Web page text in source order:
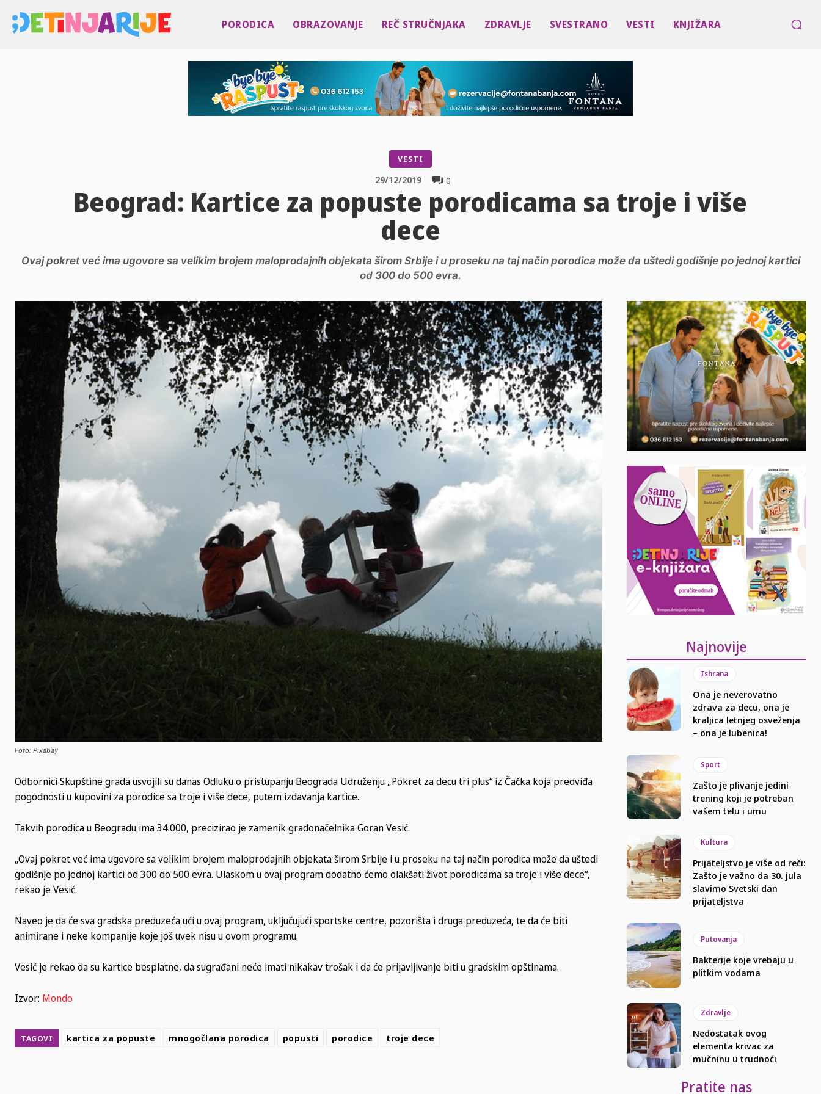
PORODICA OBRAZOVANJE REČ STRUČNJAKA ZDRAVLJE SVESTRANO VESTI KNJIŽARA
VESTI
0
29/12/2019
Beograd: Kartice za popuste porodicama sa troje i više
dece
Ovaj pokret već ima ugovore sa velikim brojem maloprodajnih objekata širom Srbije i u proseku na taj način porodica može da uštedi godišnje po jednoj kartici
od 300 do 500 evra.
Foto: Pixabay
Odbornici Skupštine grada usvojili su danas Odluku o pristupanju Beograda Udruženju „Pokret za decu tri plus“ iz Čačka koja predviđa
pogodnosti u kupovini za porodice sa troje i više dece, putem izdavanja kartice.
Takvih porodica u Beogradu ima 34.000, precizirao je zamenik gradonačelnika Goran Vesić.
„Ovaj pokret već ima ugovore sa velikim brojem maloprodajnih objekata širom Srbije i u proseku na taj način porodica može da uštedi
godišnje po jednoj kartici od 300 do 500 evra. Ulaskom u ovaj program dodatno ćemo olakšati život porodicama sa troje i više dece“,
rekao je Vesić.
Naveo je da će sva gradska preduzeća ući u ovaj program, uključujući sportske centre, pozorišta i druga preduzeća, te da će biti
animirane i neke kompanije koje još uvek nisu u ovom programu.
Vesić je rekao da su kartice besplatne, da sugrađani neće imati nikakav trošak i da će prijavljivanje biti u gradskim opštinama.
Izvor: Mondo
TAGOVI kartica za popuste mnogočlana porodica popusti porodice troje dece
Najnovije
Ishrana
Ona je neverovatno
zdrava za decu, ona je
kraljica letnjeg osveženja
– ona je lubenica!
Sport
Zašto je plivanje jedini
trening koji je potreban
vašem telu i umu
Kultura
Prijateljstvo je više od reči:
Zašto je važno da 30. jula
slavimo Svetski dan
prijateljstva
Putovanja
Bakterije koje vrebaju u
plitkim vodama
Zdravlje
Nedostatak ovog
elementa krivac za
mučninu u trudnoći
Pratite nas